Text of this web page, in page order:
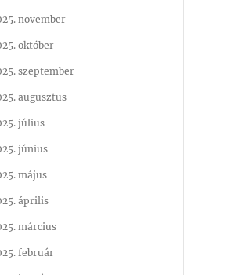
november
október
szeptember
augusztus
július
június
május
április
március
február